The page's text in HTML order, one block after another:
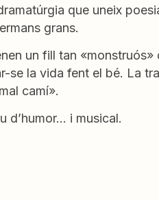
que uneix
grans.
un fill tan
se la vida fent el bé. La
camí».
d’humor… i musical.